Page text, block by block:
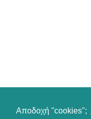
Αποδοχή "cookies";